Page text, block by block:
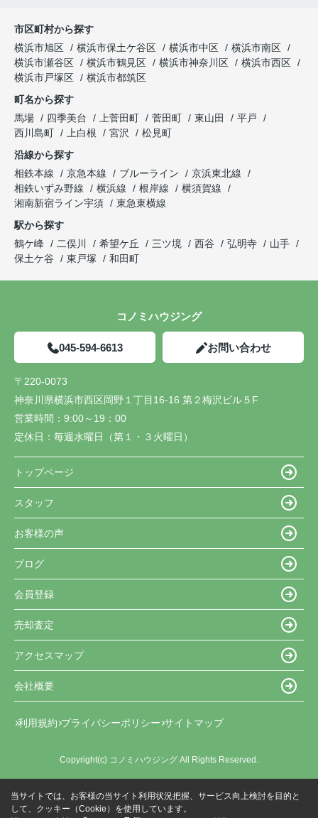
市区町村から探す
横浜市旭区
横浜市保土ケ谷区 横浜市中区
横浜市南区
横浜市瀬谷区
横浜市鶴見区 横浜市神奈川区
横浜市西区
横浜市戸塚区
横浜市都筑区
町名から探す
馬場
四季美台 上菅田町 菅田町 東山田
平戸
西川島町
上白根 宮沢
松見町
沿線から探す
相鉄本線
京急本線 ブルーライン
京浜東北線
相鉄いずみ野線
横浜線 根岸線
横須賀線
湘南新宿ライン宇須
東急東横線
駅から探す
鶴ケ峰
二俣川 希望ケ丘 三ツ境 西谷 弘明寺
山手
保土ケ谷
東戸塚 和田町
コノミハウジング
045-594-6613 お問い合わせ
〒220-0073
神奈川県横浜市西区岡野１丁目16-16 第２梅沢ビル５F
営業時間： 9:00～19：00
定休日： 毎週水曜日（第１・３火曜日）
トップページ
スタッフ
お客様の声
ブログ
会員登録
売却査定
アクセスマップ
会社概要
利用規約 プライバシーポリシー サイトマップ
Copyright(c) コノミハウジング All Rights Reserved.
当サイトでは、お客様の当サイト利用状況把握、サービス向上検討を目的と
して、クッキー（Cookie）を使用しています。